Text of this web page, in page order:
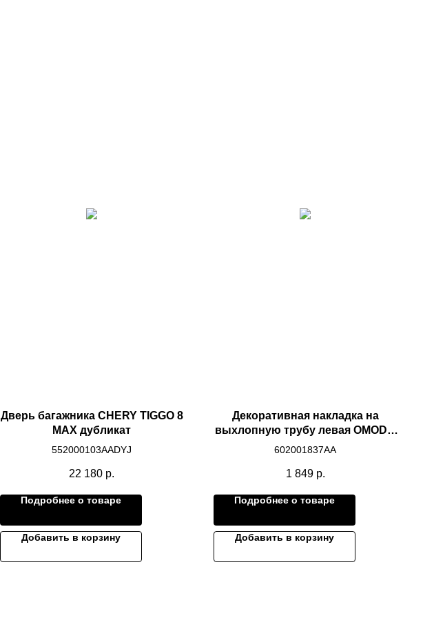
Дверь багажника CHERY TIGGO 8
MAX дубликат
552000103AADYJ
22 180 р.
Подробнее о товаре
Добавить в корзину
Декоративная накладка на
выхлопную трубу левая OMODA
S5 оригинал
602001837AA
1 849 р.
Подробнее о товаре
Добавить в корзину